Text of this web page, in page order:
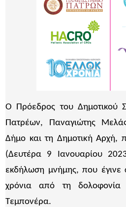
Ο Πρόεδρος του Δημοτικού
Πατρέων, Παναγιώτης
Δήμο και τη Δημοτική
(Δευτέρα 9 Ιανουαρίου
εκδήλωση μνήμης, που
χρόνια από τη δολοφονία
Τεμπονέρα.